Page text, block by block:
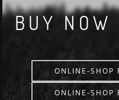
BUY NOW
ONLINE-SHOP
ONLINE-SHOP